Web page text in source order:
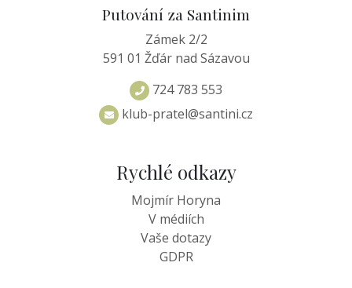
Putování za Santinim
Zámek 2/2
591 01 Žďár nad Sázavou
724 783 553
klub-pratel@santini.cz
Rychlé odkazy
Mojmír Horyna
V médiích
Vaše dotazy
GDPR